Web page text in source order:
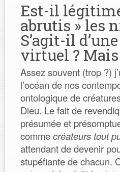
Est-il
abrutis » les
S’agit-il
virtuel ? Mais
Assez souvent (trop ?)
l’océan de nos
ontologique de
Dieu. Le fait de
présumée et
commecréateurs tout
attendant de devenir
stupéfiante de chacun.